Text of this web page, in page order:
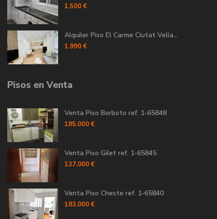
1.500 €
Alquiler Piso El Carme Ciutat Vella...
1.990 €
Pisos en Venta
Venta Piso Borboto ref. 1-65848
185.000 €
Venta Piso Gilet ref. 1-65845
137.000 €
Venta Piso Cheste ref. 1-65840
183.000 €